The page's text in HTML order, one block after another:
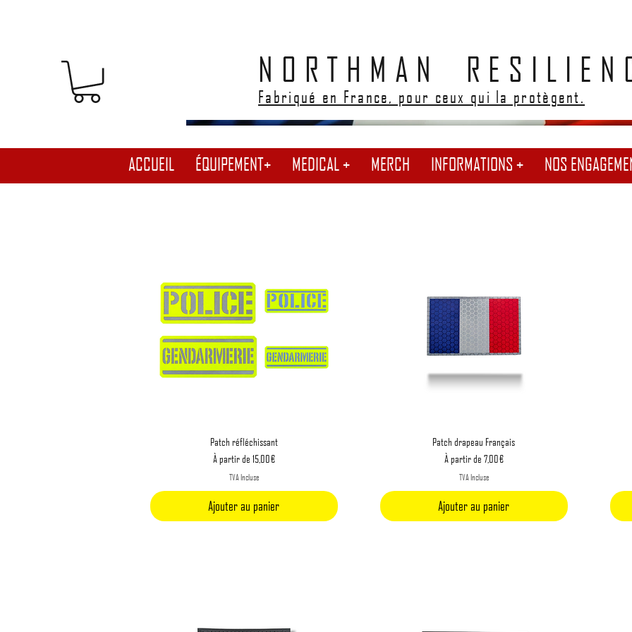
NORTHMAN
Fabriqué en France, pour ceux qui la protègent.
ACCUEIL ÉQUIPEMENT+ MEDICAL + MERCH INFORMATIONS + NOS
Aperçu rapide
Patch réfléchissant
À partir de 15,00 €
Prix promotionnel
TVA Incluse
Ajouter au panier
Aperçu rapide
Patch drapeau Français
À partir de 7,00 €
Prix promotionnel
TVA Incluse
Ajouter au panier